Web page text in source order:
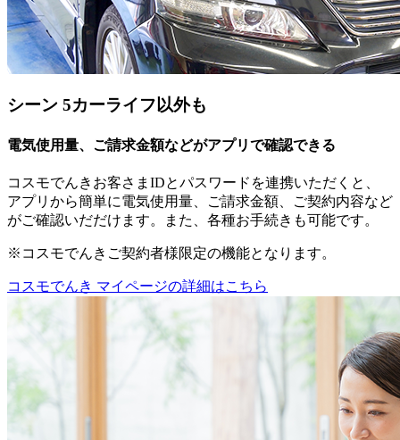
シーン 5カーライフ以外も
電気使用量、ご請求金額などがアプリで確認できる
コスモでんきお客さまIDとパスワードを連携いただくと、
アプリから簡単に電気使用量、ご請求金額、ご契約内容など
がご確認いだだけます。また、各種お手続きも可能です。
※コスモでんきご契約者様限定の機能となります。
コスモでんき マイページの詳細はこちら